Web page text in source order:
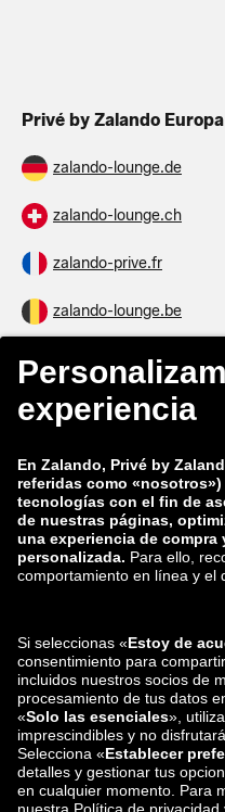
Privé by Zalando Europa
zalando-lounge.de
zalando-lounge.ch
zalando-prive.fr
zalando-lounge.be
zalando-lounge.fi
zalando-lounge.co.uk
zalando-prive.es
zalando-lounge.lt
zalando-lounge.ro
zalando-lounge.lu
zalando-lounge.lv
También nos
encuentras en